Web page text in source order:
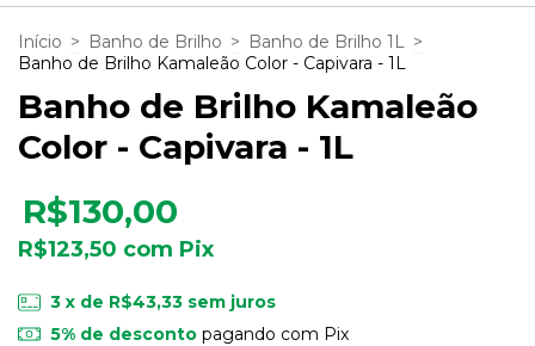
Início > Banho de Brilho > Banho de Brilho 1L >
Banho de Brilho Kamaleão Color - Capivara - 1L
Banho de Brilho Kamaleão
Color - Capivara - 1L
R$130,00
R$123,50 com Pix
3 x de R$43,33 sem juros
5% de descontopagando com Pix